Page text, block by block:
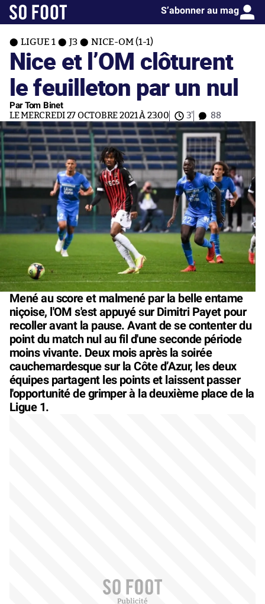
S’abonner au mag
LIGUE 1 J3 NICE-OM (1-1)
Nice et l’OM clôturent
le feuilleton par un nul
Par Tom Binet
LE MERCREDI 27 OCTOBRE 2021 À 23:00 3' 88
Mené au score et malmené par la belle entame
niçoise, l'OM s'est appuyé sur Dimitri Payet pour
recoller avant la pause. Avant de se contenter du
point du match nul au fil d'une seconde période
moins vivante. Deux mois après la soirée
cauchemardesque sur la Côte d’Azur, les deux
équipes partagent les points et laissent passer
l'opportunité de grimper à la deuxième place de la
Ligue 1.